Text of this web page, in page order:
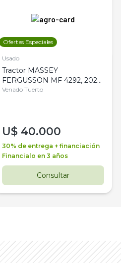
Ofertas Especiales
Usado
Tractor MASSEY
FERGUSSON MF 4292, 2020,
4WD, PATON
Venado Tuerto
U$ 40.000
30% de entrega + financiación
Financialo en 3 años
Consultar